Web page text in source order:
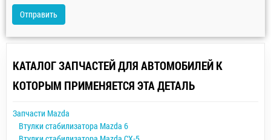
Отправить
КАТАЛОГ ЗАПЧАСТЕЙ ДЛЯ АВТОМОБИЛЕЙ К
КОТОРЫМ ПРИМЕНЯЕТСЯ ЭТА ДЕТАЛЬ
Запчасти Mazda
Втулки стабилизатора Mazda 6